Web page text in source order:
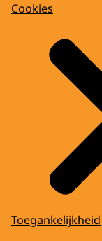
Cookies
Toegankelijkheid